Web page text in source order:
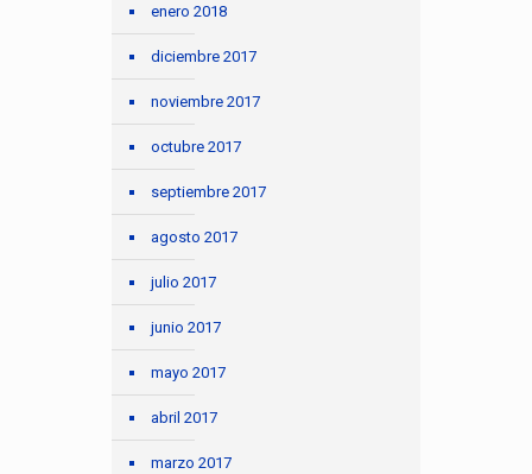
enero 2018
diciembre 2017
noviembre 2017
octubre 2017
septiembre 2017
agosto 2017
julio 2017
junio 2017
mayo 2017
abril 2017
marzo 2017